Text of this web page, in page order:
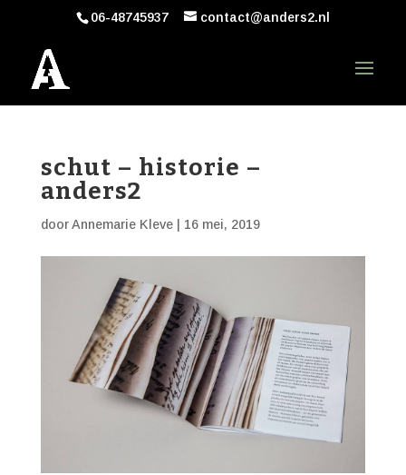
06-48745937 contact@anders2.nl
schut – historie –
anders2
doorAnnemarie Kleve| 16 mei, 2019